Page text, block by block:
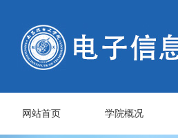
网站首页 学院概况